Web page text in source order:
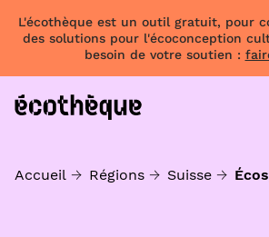
L'écothèque est un outil gratuit, pour
des solutions pour l'écoconception
besoin de votre soutien :
Accueil Régions Suisse